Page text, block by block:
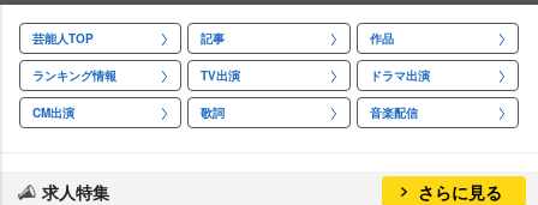
芸能人TOP 記事 作品
ランキング情報 TV出演 ドラマ出演
CM出演 歌詞 音楽配信
求人特集 さらに見る